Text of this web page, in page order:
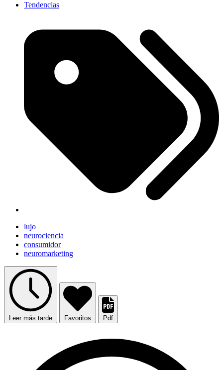
Tendencias
lujo
neurociencia
consumidor
neuromarketing
Leer más tarde Favoritos Pdf